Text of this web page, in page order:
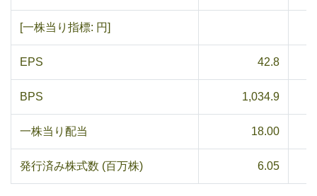
[一株当り指標: 円]
EPS 42.8
BPS 1,034.9
一株当り配当 18.00
発行済み株式数 (百万株) 6.05